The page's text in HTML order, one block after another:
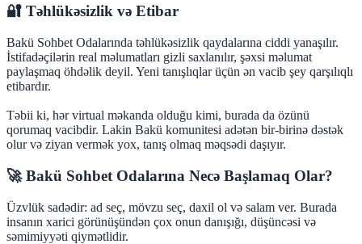
🔐 Təhlükəsizlik və Etibar
Bakü Sohbet Odalarında təhlükəsizlik qaydalarına ciddi yanaşılır.
İstifadəçilərin real məlumatları gizli saxlanılır, şəxsi məlumat
paylaşmaq öhdəlik deyil. Yeni tanışlıqlar üçün ən vacib şey qarşılıqlı
etibardır.
Təbii ki, hər virtual məkanda olduğu kimi, burada da özünü
qorumaq vacibdir. Lakin Bakü komunitesi adətən bir-birinə dəstək
olur və ziyan vermək yox, tanış olmaq məqsədi daşıyır.
🚀 Bakü Sohbet Odalarına Necə Başlamaq Olar?
Üzvlük sadədir: ad seç, mövzu seç, daxil ol və salam ver. Burada
insanın xarici görünüşündən çox onun danışığı, düşüncəsi və
səmimiyyəti qiymətlidir.